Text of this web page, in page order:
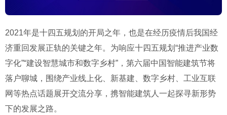
2021年是十四五规划的开局之年，也是在经历疫情后我国经
济重回发展正轨的关键之年。为响应十四五规划“推进产业数
字化”“建设智慧城市和数字乡村”，第六届中国智能建筑节将
落户聊城，围绕产业线上化、新基建、数字乡村、工业互联
网等热点话题展开交流分享，携智能建筑人一起探寻新形势
下的发展之路。